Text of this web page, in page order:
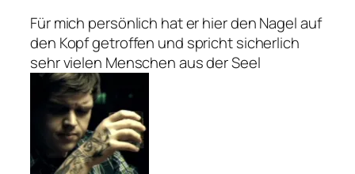
Für mich persönlich hat er hier den Nagel auf
den Kopf getroffen und spricht sicherlich
sehr vielen Menschen aus der Seel